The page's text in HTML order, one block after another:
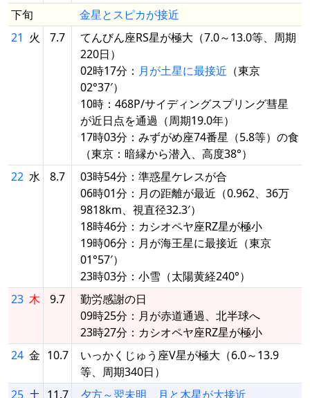
下旬
金星とスピカが接近
21 火 7.7
てんびん座RS星が極大（7.0～13.0等、周期
220日）
02時17分： 月が土星に最接近 （東京
02°37′）
10時：468P/サイディングスプリング彗星
が近日点を通過（周期19.0年）
17時03分：みずがめ座74番星（5.8等）の食
（東京：暗縁から潜入、高度38°）
22 水 8.7
03時54分：準惑星ケレスが合
06時01分：月の距離が最近（0.962、36万
9818km、視直径32.3′）
18時46分：カシオペヤ座RZ星が極小
19時06分：月が海王星に最接近（東京
01°57′）
23時03分：小雪（太陽黄経240°）
23 木 9.7
勤労感謝の日
09時25分：月が赤道通過、北半球へ
23時27分：カシオペヤ座RZ星が極小
24 金 10.7
いっかくじゅう座V星が極大（6.0～13.9
等、周期340日）
25 土 11.7 夕方～翌未明、月と木星が大接近